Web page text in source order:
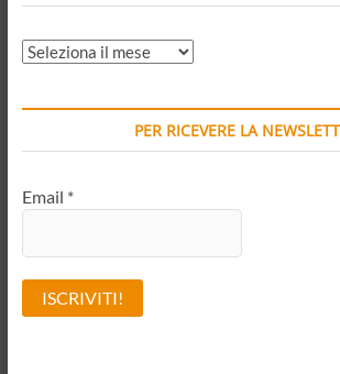
ARCHIVI
PER RICEVERE LA
Email *